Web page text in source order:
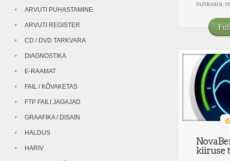
nuhkvara,
kiiruse
ARVUTI PUHASTAMINE
ARVUTI REGISTER
CD / DVD TARKVARA
DIAGNOSTIKA
E-RAAMAT
FAIL / KÕVAKETAS
FTP FAILI JAGAJAD
GRAAFIKA / DISAIN
HALDUS
HARIV